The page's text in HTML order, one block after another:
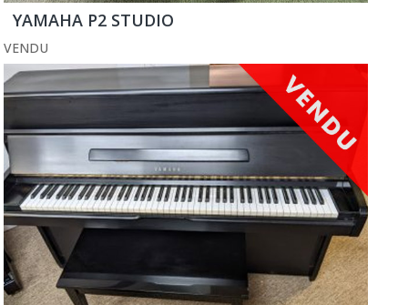
YAMAHA P2 STUDIO
VENDU